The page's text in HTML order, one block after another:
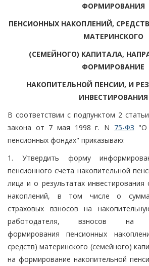
ФОРМИРОВАНИЯ
ПЕНСИОННЫХ НАКОПЛЕНИЙ,
МАТЕРИНСКОГО
(СЕМЕЙНОГО) КАПИТАЛА,
ФОРМИРОВАНИЕ
НАКОПИТЕЛЬНОЙ ПЕНСИИ, И
ИНВЕСТИРОВАНИЯ
В соответствии с подпунктом 2
закона от 7 мая 1998 г. N 75-ФЗ "О
пенсионных фондах" приказываю:
1. Утвердить форму
пенсионного счета накопительной
лица и о результатах инвестирования
накоплений, в том числе о
страховых взносов на
работодателя, взносов на
формирования пенсионных
средств) материнского (семейного)
на формирование накопительной